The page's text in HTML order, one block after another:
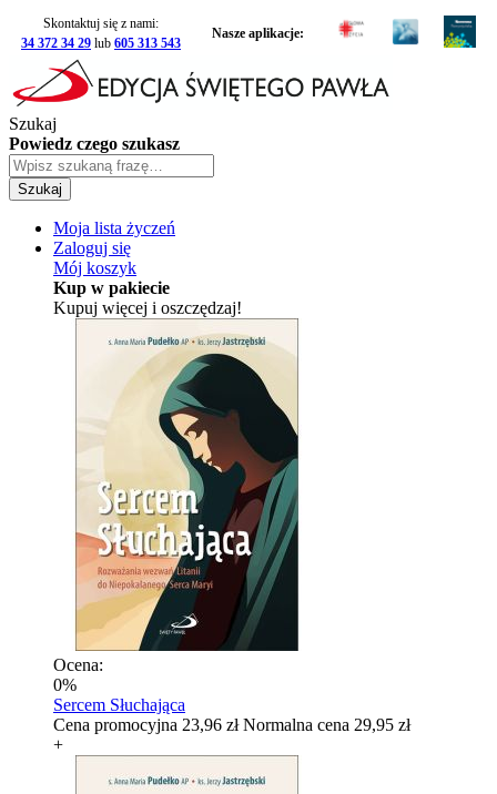
Skontaktuj się z nami:
34 372 34 29 lub 605 313 543
Nasze aplikacje:
Szukaj
Powiedz czego szukasz
Szukaj
Moja lista życzeń
Zaloguj się
Mój koszyk
Kup w pakiecie
Kupuj więcej i oszczędzaj!
Ocena:
0%
Sercem Słuchająca
Cena promocyjna 23,96 zł Normalna cena 29,95 zł
+